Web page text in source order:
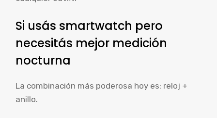
Si usás smartwatch pero
necesitás mejor medición
nocturna
La combinación más poderosa hoy es: reloj +
anillo.